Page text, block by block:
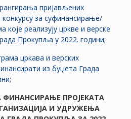
пријављених
за суфинансирање/
реализују цркве и верске
Прокупља у 2022. години;
цркава и верских
из буџета Града
ФИНАНСИРАЊЕ ПРОЈЕКАТА
И УДРУЖЕЊА